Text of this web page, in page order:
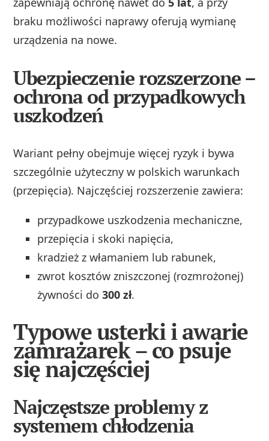
braku możliwości naprawy oferują wymianę
urządzenia na nowe.
Ubezpieczenie rozszerzone –
ochrona od przypadkowych
uszkodzeń
Wariant pełny obejmuje więcej ryzyk i bywa
szczególnie użyteczny w polskich warunkach
(przepięcia). Najczęściej rozszerzenie zawiera:
przypadkowe uszkodzenia mechaniczne,
przepięcia i skoki napięcia,
kradzież z włamaniem lub rabunek,
zwrot kosztów zniszczonej (rozmrożonej)
żywności do300 zł.
Typowe usterki i awarie
zamrażarek – co psuje
się najczęściej
Najczęstsze problemy z
systemem chłodzenia